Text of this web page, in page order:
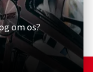
om os?